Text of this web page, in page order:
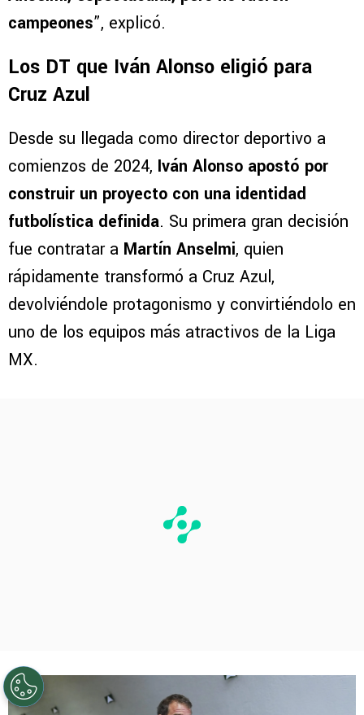
lo podemos demeritar de ninguna manera. Pero
Anselmi, espectacular, pero no fueron
campeones
Los DT que Iván Alonso eligió para
Cruz Azul
Desde su llegada como director deportivo a
comienzos de 2024,Iván Alonso apostó por
construir un proyecto con una identidad
futbolística definida. Su primera gran decisión
fue contratar aMartín Anselmi, quien
rápidamente transformó a Cruz Azul,